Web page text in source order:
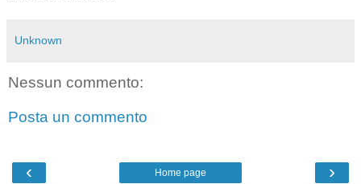
Unknown
Nessun commento:
Posta un commento
‹ ›
Home page